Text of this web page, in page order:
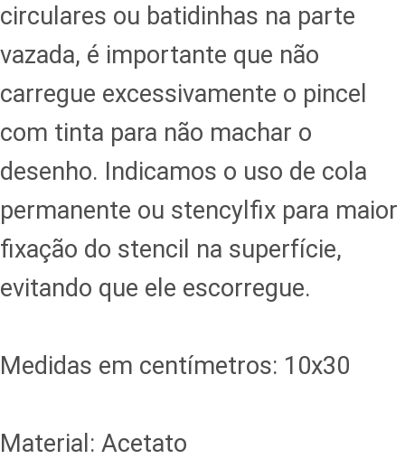
circulares ou batidinhas na parte
vazada, é importante que não
carregue excessivamente o pincel
com tinta para não machar o
desenho. Indicamos o uso de cola
permanente ou stencylfix para maior
fixação do stencil na superfície,
evitando que ele escorregue.
Medidas em centímetros: 10x30
Material: Acetato